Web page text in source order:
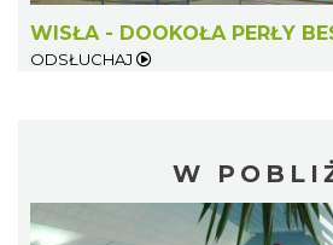
WISŁA - DOOKOŁA PERŁY
ODSŁUCHAJ
W